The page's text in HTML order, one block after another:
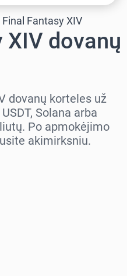
Final Fantasy XIV
XIV dovanų
dovanų korteles už
Solana arba
Po apmokėjimo
akimirksniu.